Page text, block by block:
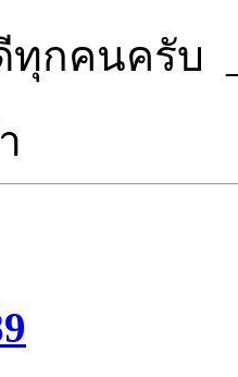
ทุกคนครับ